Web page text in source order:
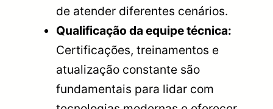
de atender diferentes cenários.
Qualificação da equipe técnica:
Certificações, treinamentos e
atualização constante são
fundamentais para lidar com